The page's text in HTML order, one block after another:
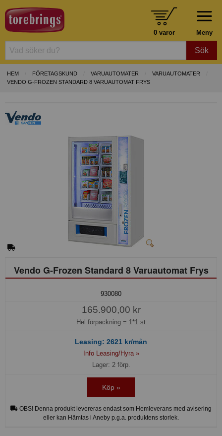
Meny
0 varor
Sök
HEM FÖRETAGSKUND VARUAUTOMATER
VARUAUTOMATER
VENDO G-FROZEN STANDARD 8 VARUAUTOMAT FRYS
Vendo G-Frozen Standard 8 Varuautomat Frys
930080
165.900,00 kr
Hel förpackning = 1*1 st
Leasing: 2621 kr/mån
Info Leasing/Hyra »
Lager: 2 förp.
Köp »
OBS! Denna produkt levereras endast som Hemleverans med avisering
eller kan Hämtas i Aneby p.g.a. produktens storlek.